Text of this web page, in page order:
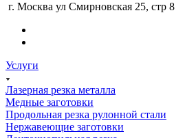
г. Москва ул Смирновская 25, стр 8
Услуги
Лазерная резка металла
Медные заготовки
Продольная резка рулонной стали
Нержавеющие заготовки